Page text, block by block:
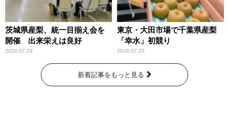
茨城県産梨、統一目揃え会を
開催 出来栄えは良好
2026.07.29
東京・大田市場で千葉県産梨
「幸水」初競り
2026.07.25
新着記事をもっと見る